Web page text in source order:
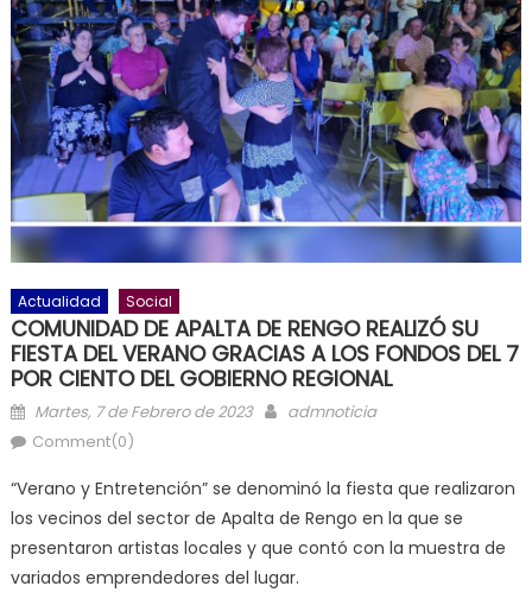
Actualidad Social
COMUNIDAD DE APALTA DE RENGO REALIZÓ SU
FIESTA DEL VERANO GRACIAS A LOS FONDOS DEL 7
POR CIENTO DEL GOBIERNO REGIONAL
Posted on
Martes, 7 de Febrero de 2023 Author
admnoticia
Comment(0)
“Verano y Entretención” se denominó la fiesta que realizaron
los vecinos del sector de Apalta de Rengo en la que se
presentaron artistas locales y que contó con la muestra de
variados emprendedores del lugar.